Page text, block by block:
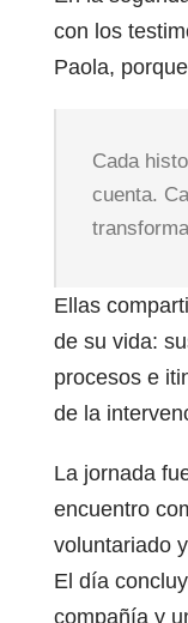
con los
Paola,
Cada
cuenta.
Ellas
de su vida:
procesos e
de la
La jornada
encuentro
voluntariado
El día
compañía y